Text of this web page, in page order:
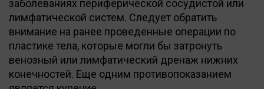
заболеваниях периферической сосудистой или
лимфатической систем. Следует обратить
внимание на ранее проведенные операции по
пластике тела, которые могли бы затронуть
венозный или лимфатический дренаж нижних
конечностей. Еще одним противопоказанием